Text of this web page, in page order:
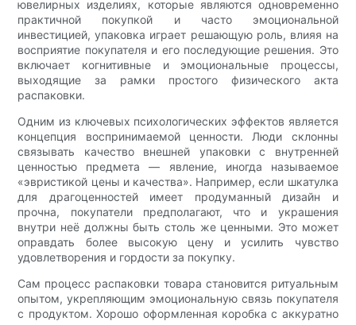
ювелирных изделиях, которые являются одновременно
практичной покупкой и часто эмоциональной
инвестицией, упаковка играет решающую роль, влияя на
восприятие покупателя и его последующие решения. Это
включает когнитивные и эмоциональные процессы,
выходящие за рамки простого физического акта
распаковки.
Одним из ключевых психологических эффектов является
концепция воспринимаемой ценности. Люди склонны
связывать качество внешней упаковки с внутренней
ценностью предмета — явление, иногда называемое
«эвристикой цены и качества». Например, если шкатулка
для драгоценностей имеет продуманный дизайн и
прочна, покупатели предполагают, что и украшения
внутри неё должны быть столь же ценными. Это может
оправдать более высокую цену и усилить чувство
удовлетворения и гордости за покупку.
Сам процесс распаковки товара становится ритуальным
опытом, укрепляющим эмоциональную связь покупателя
с продуктом. Хорошо оформленная коробка с аккуратно